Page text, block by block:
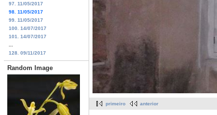
97. 11/05/2017
98. 11/05/2017
99. 11/05/2017
100. 14/07/2017
101. 14/07/2017
128. 09/11/2017
Random Image
primeiro anterior